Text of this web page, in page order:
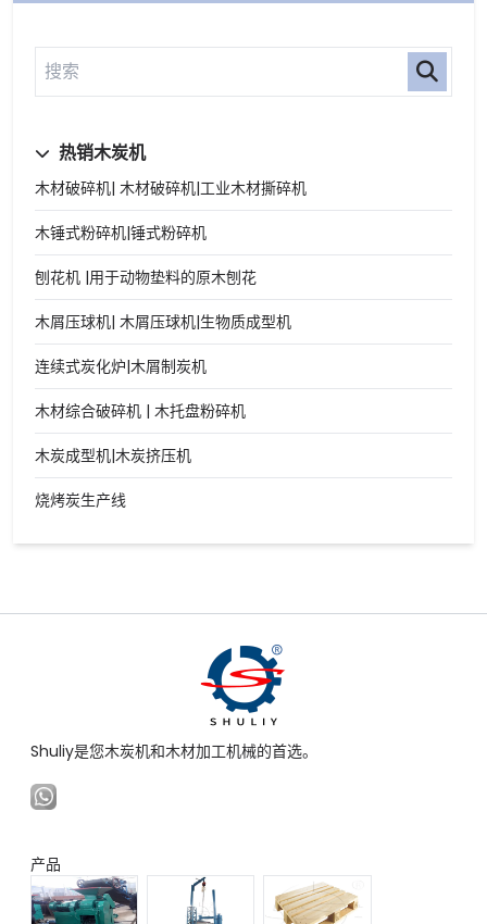
热销木炭机
木材破碎机| 木材破碎机|工业木材撕碎机
木锤式粉碎机|锤式粉碎机
刨花机 |用于动物垫料的原木刨花
木屑压球机| 木屑压球机|生物质成型机
连续式炭化炉|木屑制炭机
木材综合破碎机 | 木托盘粉碎机
木炭成型机|木炭挤压机
烧烤炭生产线
Shuliy是您木炭机和木材加工机械的首选。
产品